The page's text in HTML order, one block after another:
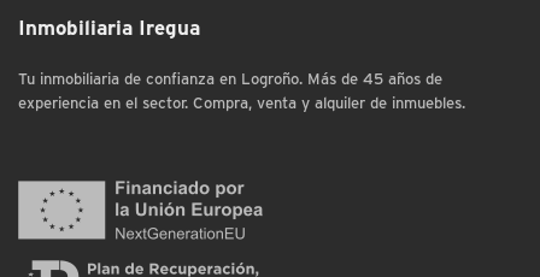
Inmobiliaria Iregua
Tu inmobiliaria de confianza en Logroño. Más de 45 años de
experiencia en el sector. Compra, venta y alquiler de inmuebles.